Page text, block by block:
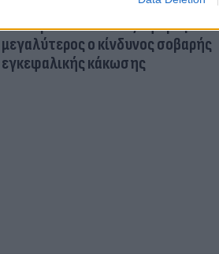
Ηλεκτρικά πατίνια: 3,5 φορές
μεγαλύτερος ο κίνδυνος σοβαρής
εγκεφαλικής κάκωσης